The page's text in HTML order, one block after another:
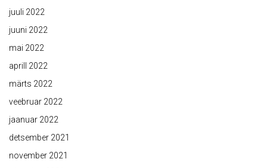
juuli 2022
juuni 2022
mai 2022
aprill 2022
märts 2022
veebruar 2022
jaanuar 2022
detsember 2021
november 2021